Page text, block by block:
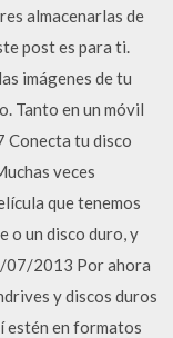
almacenarlas de
post es para ti.
imágenes de tu
Tanto en un móvil
Conecta tu disco
veces
que tenemos
o un disco duro, y
07/2013 Por ahora
y discos duros
estén en formatos